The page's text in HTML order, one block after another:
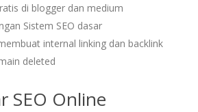
di blogger dan medium
Sistem SEO dasar
internal linking dan backlink
deleted
SEO Online